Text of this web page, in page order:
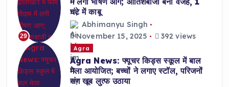
29
घंटे में काबू
Abhimanyu Singh
November 15, 2025
392 views
Agra
Agra News: फ्यूचर किड्स स्कूल में बाल
मेला आयोजित; बच्चों ने लगाए स्टॉल, परिजनों
संग खूब लुत्फ उठाया